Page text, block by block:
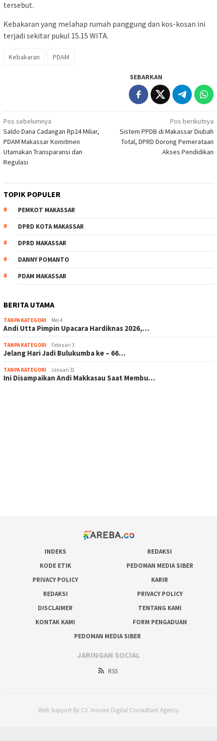
tersebut.
Kebakaran yang melahap rumah panggung dan kos-kosan ini
terjadi sekitar pukul 15.15 WITA.
Kebakaran PDAM
SEBARKAN
Navigasi
pos
Pos sebelumnya
Saldo Dana Cadangan Rp24 Miliar,
PDAM Makassar Komitmen
Utamakan Transparansi dan
Regulasi
Pos berikutnya
Sistem PPDB di Makassar Diubah
Total, DPRD Dorong Pemerataan
Akses Pendidikan
TOPIK POPULER
PEMKOT MAKASSAR
DPRD KOTA MAKASSAR
DPRD MAKASSAR
DANNY POMANTO
PDAM MAKASSAR
BERITA UTAMA
TANPA KATEGORI Mei 4
Andi Utta Pimpin Upacara Hardiknas 2026,…
TANPA KATEGORI Februari 3
Jelang Hari Jadi Bulukumba ke – 66…
TANPA KATEGORI Januari 31
Ini Disampaikan Andi Makkasau Saat Membu…
INDEKS
REDAKSI
KODE ETIK
PEDOMAN MEDIA SIBER
PRIVACY POLICY
KARIR
REDAKSI
PRIVACY POLICY
DISCLAIMER
TENTANG KAMI
KONTAK KAMI
FORM PENGADUAN
PEDOMAN MEDIA SIBER
JARINGAN SOCIAL
RSS
Web Support By CV. Inovasi Digital Consultant Agency